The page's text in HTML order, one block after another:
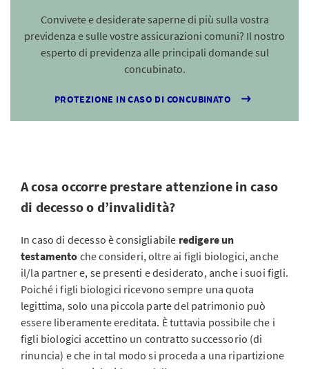
Convivete e desiderate saperne di più sulla vostra
previdenza e sulle vostre assicurazioni comuni? Il nostro
esperto di previdenza alle principali domande sul
concubinato.
PROTEZIONE IN CASO DI CONCUBINATO
A cosa occorre prestare attenzione in caso
di decesso o d’invalidità?
In caso di decesso è consigliabile redigere un
testamento che consideri, oltre ai figli biologici, anche
il/la partner e, se presenti e desiderato, anche i suoi figli.
Poiché i figli biologici ricevono sempre una quota
legittima, solo una piccola parte del patrimonio può
essere liberamente ereditata. È tuttavia possibile che i
figli biologici accettino un contratto successorio (di
rinuncia) e che in tal modo si proceda a una ripartizione